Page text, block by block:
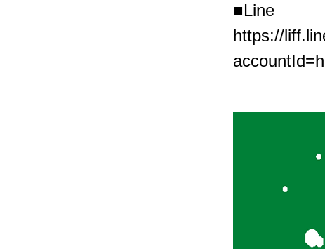
■Line
https://